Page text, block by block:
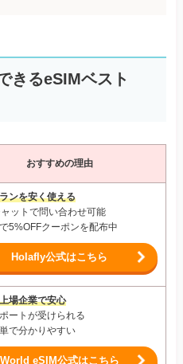
きるeSIMベスト
おすすめの理由
ンを安く使える
ットで問い合わせ可能
5%OFFクーポンを配布中
Holafly公式はこちら
場企業で安心
ートが受けられる
で分かりやすい
World eSIM公式はこちら